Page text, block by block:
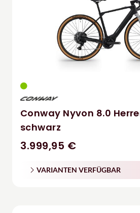
Conway Nyvon 8.0
schwarz
3.999,95 €
VARIANTEN VERFÜGBAR